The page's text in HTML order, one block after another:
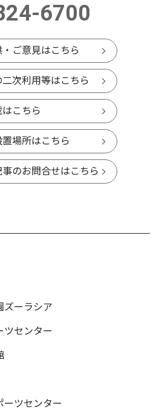
6700
ご意見はこちら
次利用等はこちら
こちら
場所はこちら
のお問合せはこちら
ズーラシア
ツセンター
ーツセンター